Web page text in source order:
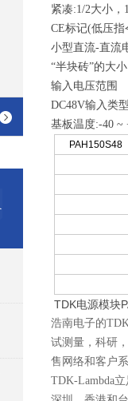
紧凑:1/2大小，
CE标记(低压指
小型直流-直流
“半块砖”的大小
输入电压范围
DC48V输入类
基板温度:-40 ~
PAH150S48
TDK电源模块
浩南电子的
试测量，科研
售网络和客户
TDK-Lambda